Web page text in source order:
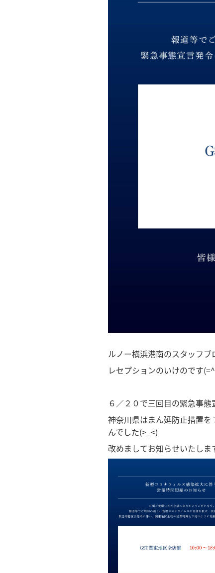
ルノー横浜港南のスタッフ
レセプションのいけのです
６／２０で三回目の緊急事態
神奈川県はまん延防止措置
んでした(>_<)
改めましてお知らせいたし